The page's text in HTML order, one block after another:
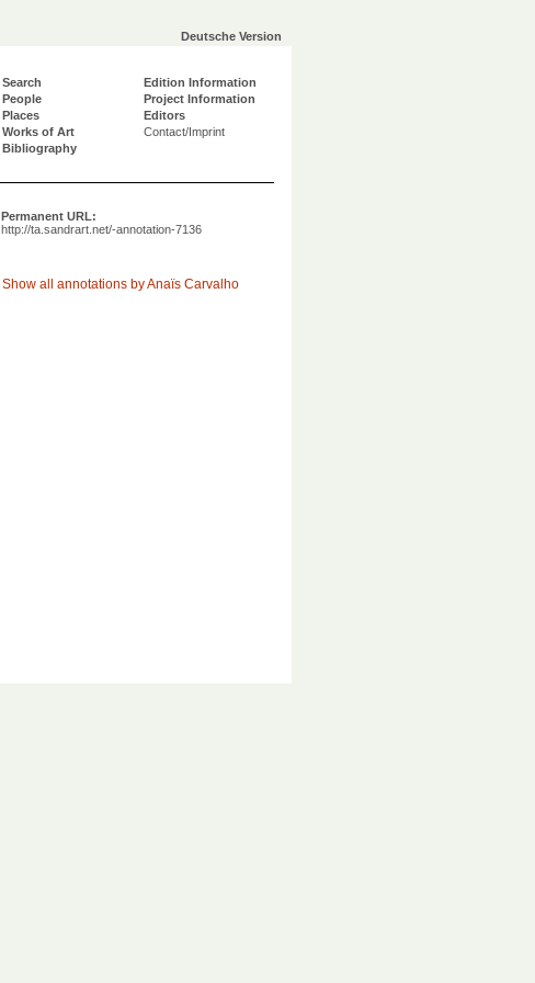
Deutsche Version
Search
People
Places
Works of Art
Bibliography
Edition Information
Project Information
Editors
Contact/Imprint
Permanent URL:
http://ta.sandrart.net/-annotation-7136
Show all annotations by Anaïs Carvalho